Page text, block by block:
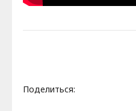
Поделиться: